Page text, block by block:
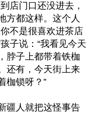
店门口还没进去，
方都这样。这个人
不是很喜欢进茶店
子说：“我看见今天
脖子上都带着铁枷
还有，今天街上来
枷锁呀？”
疆人就把这怪事告